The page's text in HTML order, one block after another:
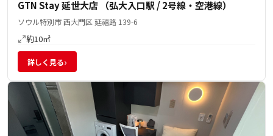
GTN Stay 延世大店 （弘大入口駅 / 2号線・空港線）
ソウル特別市 西大門区 延禧路 139-6
約10㎡
詳しく見る›